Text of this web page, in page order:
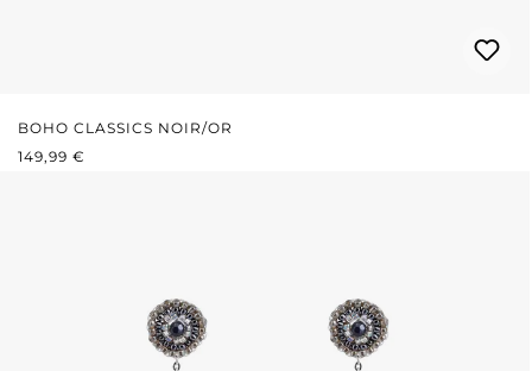
BOHO CLASSICS NOIR/OR
PRIX RÉGULIER :
149,99 €